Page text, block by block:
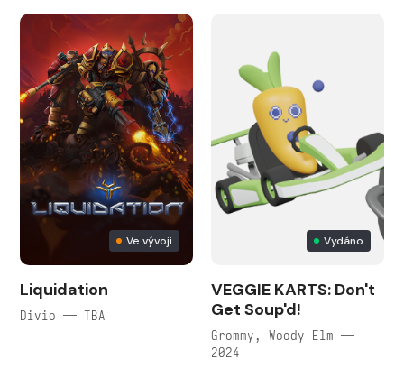
Ve vývoji
Liquidation
Divio — TBA
Vydáno
VEGGIE KARTS: Don't
Get Soup'd!
Grommy, Woody Elm —
2024